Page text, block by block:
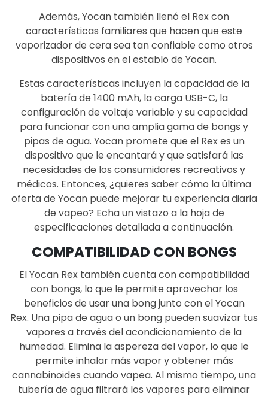
Además, Yocan también llenó el Rex con
características familiares que hacen que este
vaporizador de cera sea tan confiable como otros
dispositivos en el establo de Yocan.
Estas características incluyen la capacidad de la
batería de 1400 mAh, la carga USB-C, la
configuración de voltaje variable y su capacidad
para funcionar con una amplia gama de bongs y
pipas de agua. Yocan promete que el Rex es un
dispositivo que le encantará y que satisfará las
necesidades de los consumidores recreativos y
médicos. Entonces, ¿quieres saber cómo la última
oferta de Yocan puede mejorar tu experiencia diaria
de vapeo? Echa un vistazo a la hoja de
especificaciones detallada a continuación.
COMPATIBILIDAD CON BONGS
El Yocan Rex también cuenta con compatibilidad
con bongs, lo que le permite aprovechar los
beneficios de usar una bong junto con el Yocan
Rex. Una pipa de agua o un bong pueden suavizar tus
vapores a través del acondicionamiento de la
humedad. Elimina la aspereza del vapor, lo que le
permite inhalar más vapor y obtener más
cannabinoides cuando vapea. Al mismo tiempo, una
tubería de agua filtrará los vapores para eliminar